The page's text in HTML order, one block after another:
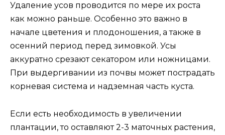
Удаление усов проводится по мере их роста
как можно раньше. Особенно это важно в
начале цветения и плодоношения, а также в
осенний период перед зимовкой. Усы
аккуратно срезают секатором или ножницами.
При выдергивании из почвы может пострадать
корневая система и надземная часть куста.
Если есть необходимость в увеличении
плантации, то оставляют 2-3 маточных растения,